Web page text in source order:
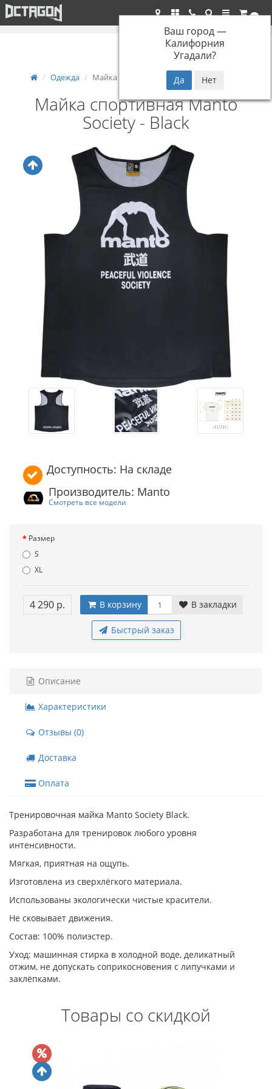
Бесплатная доставка при заказе от 5000р.*
Ваш город —
Калифорния
Угадали?
0
Одежда Майка спортивная Manto Society - Black
Майка спортивная Manto
Society - Black
Доступность: На складе
Производитель: Manto
Смотреть все модели
Размер
S
XL
4 290 р. В корзину В закладки
Быстрый заказ
Описание
Характеристики
Отзывы (0)
Доставка
Оплата
Тренировочная майка Manto Society Black.
Разработана для тренировок любого уровня
интенсивности.
Мягкая, приятная на ощупь.
Изготовлена из сверхлёгкого материала.
Использованы экологически чистые красители.
Не сковывает движения.
Состав: 100% полиэстер.
Уход: машинная стирка в холодной воде, деликатный
отжим, не допускать соприкосновения с липучками и
заклёпками.
Товары со скидкой